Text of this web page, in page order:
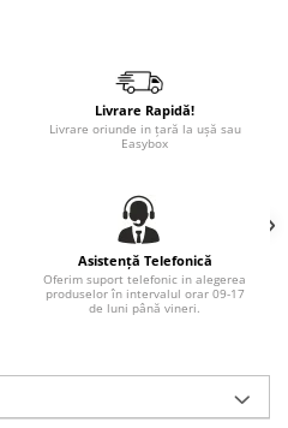
Livrare Rapidă!
Livrare oriunde in țară la ușă sau
Easybox
Asistență Telefonică
Oferim suport telefonic in alegerea
produselor în intervalul orar 09-17
de luni până vineri.